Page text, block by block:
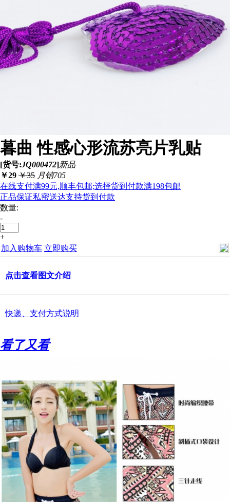
暮曲 性感心形流苏亮片乳贴
[货号:JQ000472]新品
￥29 ￥35 月销705
在线支付满99元,顺丰包邮;选择货到付款满198包邮
正品保证私密送达支持货到付款
数量:
-
+
加入购物车 立即购买
点击查看图文介绍
快递、支付方式说明
看了又看